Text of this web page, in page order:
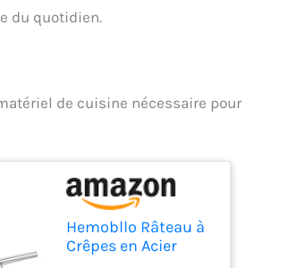
du quotidien.
de cuisine nécessaire pour
Hemobllo Râteau à
Crêpes en Acier